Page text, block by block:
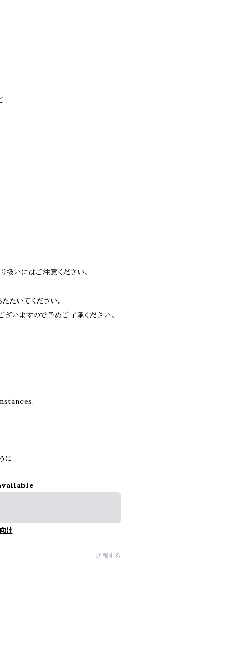
いにはご注意ください。
たいてください。
いますので予めご了承ください。
に
け
通報する